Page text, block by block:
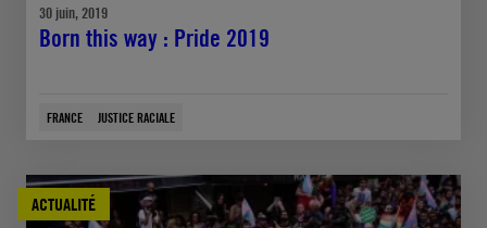
30 juin, 2019
Born this way : Pride 2019
FRANCE JUSTICE RACIALE
ACTUALITÉ